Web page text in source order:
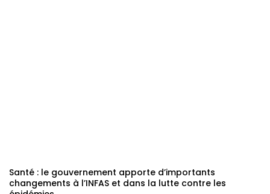
Santé : le gouvernement apporte d’importants
changements à l’INFAS et dans la lutte contre les